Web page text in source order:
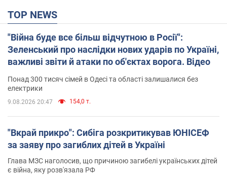
TOP NEWS
"Війна буде все більш відчутною в Росії":
Зеленський про наслідки нових ударів по Україні,
важливі звіти й атаки по об'єктах ворога. Відео
Понад 300 тисяч сімей в Одесі та області залишалися без
електрики
9.08.2026 20:47 154,0 т.
"Вкрай прикро": Сибіга розкритикував ЮНІСЕФ
за заяву про загиблих дітей в Україні
Глава МЗС наголосив, що причиною загибелі українських дітей
є війна, яку розв'язала РФ